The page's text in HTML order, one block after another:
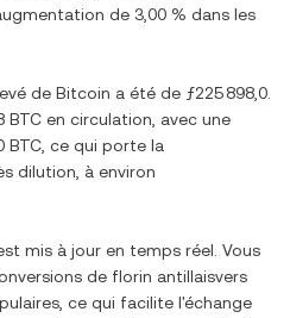
de 3,00 % dans les
de Bitcoin a été de ƒ225 898,0
BTC en circulation, avec une
BTC , ce qui porte la
dilution, à environ
mis à jour en temps réel. Vous
de florin antillaisvers
ce qui facilite l'échange